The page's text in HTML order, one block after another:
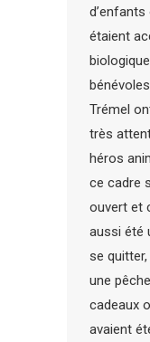
étaient
Trémel
très
héros
ce cadre
ouvert et
aussi été
se
une
cadeaux
avaient